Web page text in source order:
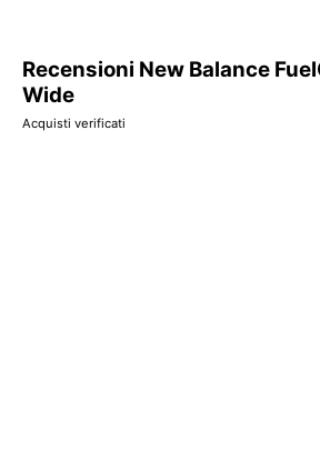
Recensioni New Balance
Wide
Acquisti verificati